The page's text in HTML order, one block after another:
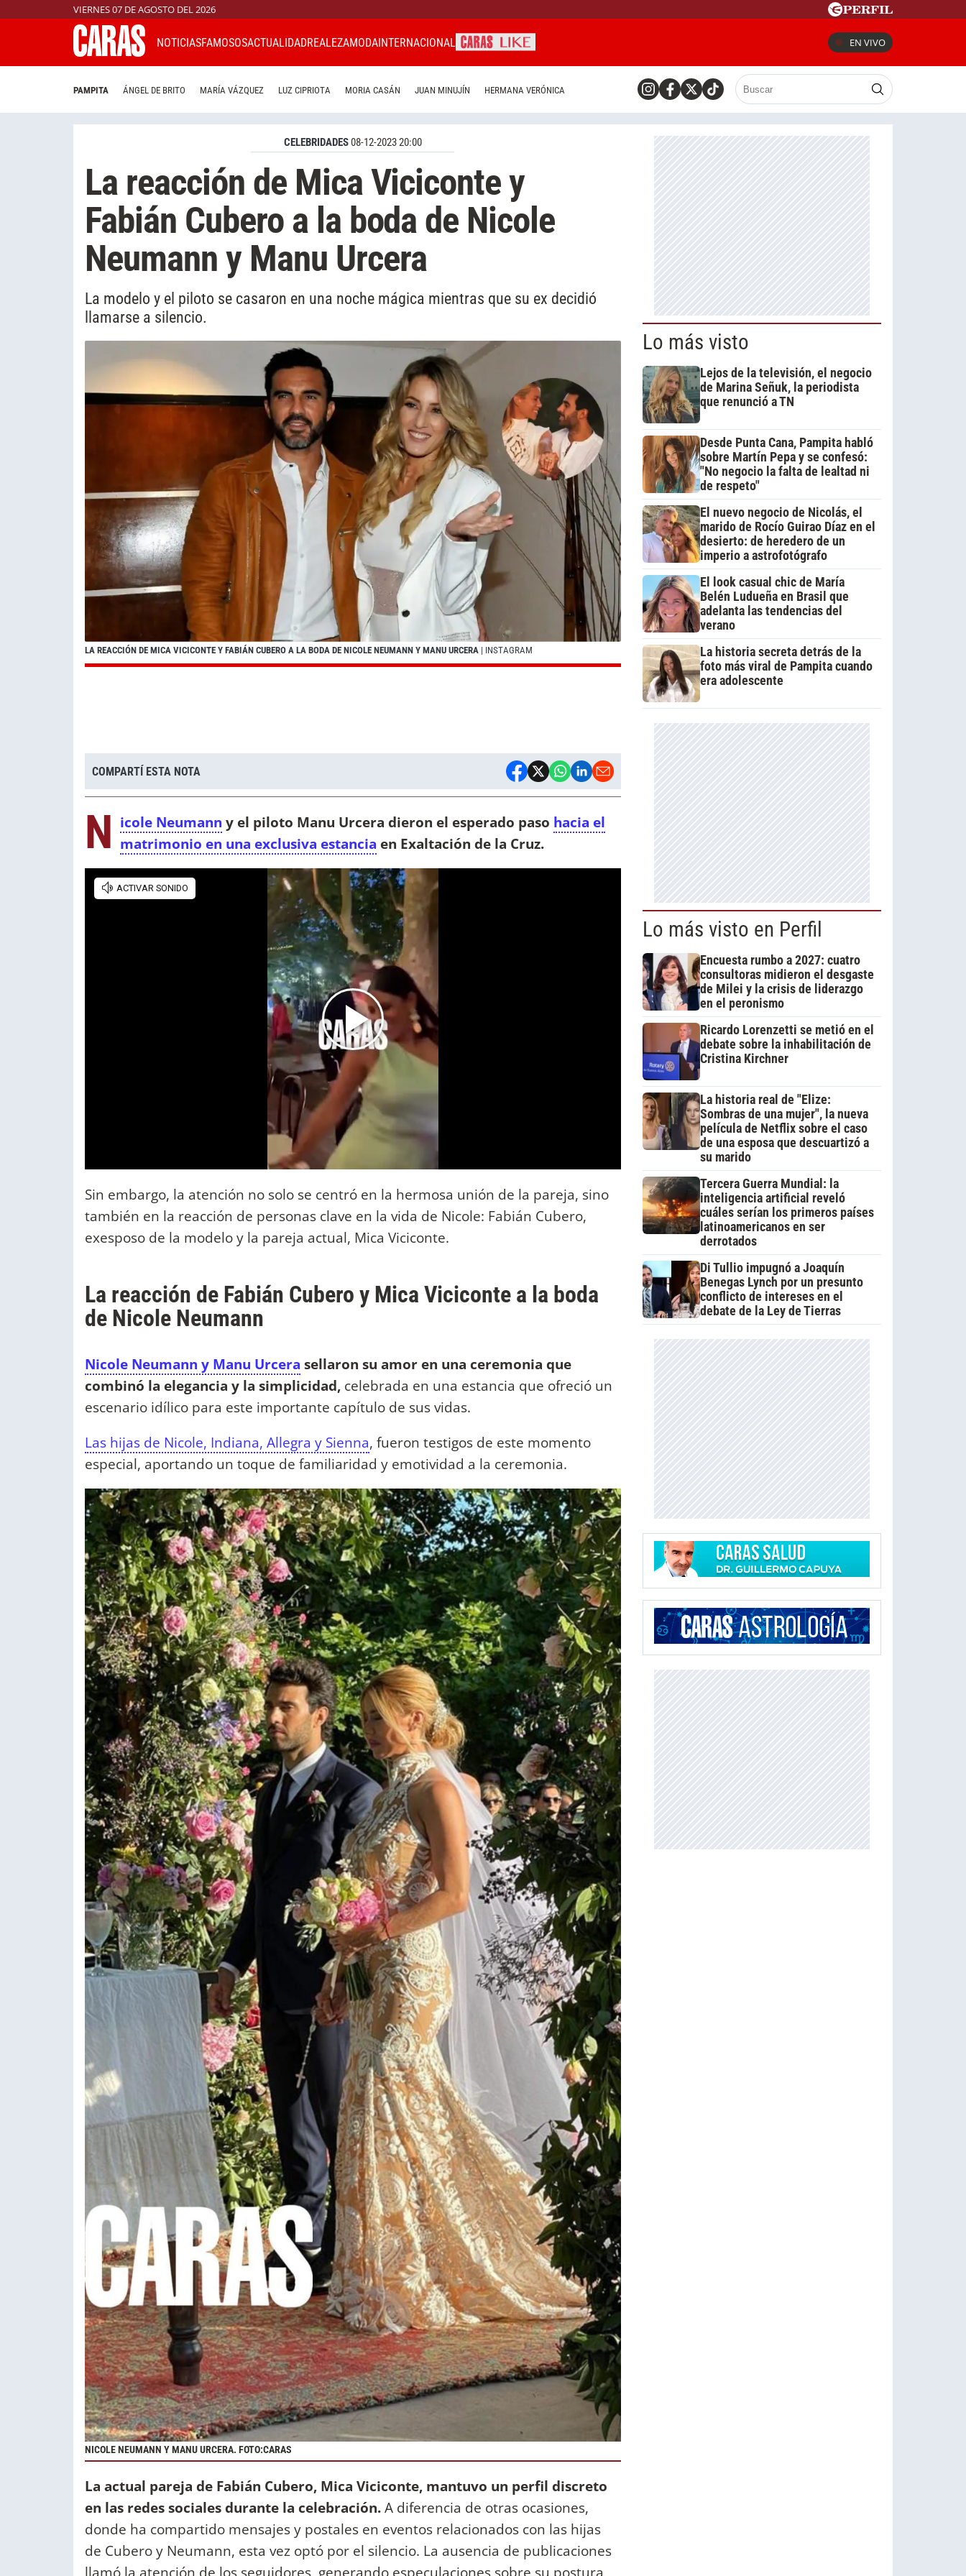
VIERNES 07 DE AGOSTO DEL 2026
NOTICIASFAMOSOSACTUALIDADREALEZAMODAINTERNACIONAL EN VIVO
PAMPITA ÁNGEL DE BRITO MARÍA VÁZQUEZ LUZ CIPRIOTA MORIA CASÁN JUAN MINUJÍN HERMANA VERÓNICA
CELEBRIDADES08-12-2023 20:00
La reacción de Mica Viciconte y
Fabián Cubero a la boda de Nicole
Neumann y Manu Urcera
La modelo y el piloto se casaron en una noche mágica mientras que su ex decidió
llamarse a silencio.
LA REACCIÓN DE MICA VICICONTE Y FABIÁN CUBERO A LA BODA DE NICOLE NEUMANN Y MANU URCERA | INSTAGRAM
COMPARTÍ ESTA NOTA
N icole Neumann y el piloto Manu Urcera dieron el esperado paso hacia el
matrimonio en una exclusiva estancia en Exaltación de la Cruz.
Sin embargo, la atención no solo se centró en la hermosa unión de la pareja, sino
también en la reacción de personas clave en la vida de Nicole: Fabián Cubero,
exesposo de la modelo y la pareja actual, Mica Viciconte.
La reacción de Fabián Cubero y Mica Viciconte a la boda
de Nicole Neumann
Nicole Neumann y Manu Urcera sellaron su amor en una ceremonia que
combinó la elegancia y la simplicidad, celebrada en una estancia que ofreció un
escenario idílico para este importante capítulo de sus vidas.
Las hijas de Nicole, Indiana, Allegra y Sienna, fueron testigos de este momento
especial, aportando un toque de familiaridad y emotividad a la ceremonia.
NICOLE NEUMANN Y MANU URCERA. FOTO:CARAS
La actual pareja de Fabián Cubero, Mica Viciconte, mantuvo un perfil discreto
en las redes sociales durante la celebración.A diferencia de otras ocasiones,
donde ha compartido mensajes y postales en eventos relacionados con las hijas
de Cubero y Neumann, esta vez optó por el silencio. La ausencia de publicaciones
llamó la atención de los seguidores, generando especulaciones sobre su postura
Lo más visto
Lejos de la televisión, el negocio
de Marina Señuk, la periodista
que renunció a TN
Desde Punta Cana, Pampita habló
sobre Martín Pepa y se confesó:
"No negocio la falta de lealtad ni
de respeto"
El nuevo negocio de Nicolás, el
marido de Rocío Guirao Díaz en el
desierto: de heredero de un
imperio a astrofotógrafo
El look casual chic de María
Belén Ludueña en Brasil que
adelanta las tendencias del
verano
La historia secreta detrás de la
foto más viral de Pampita cuando
era adolescente
Lo más visto en Perfil
Encuesta rumbo a 2027: cuatro
consultoras midieron el desgaste
de Milei y la crisis de liderazgo
en el peronismo
Ricardo Lorenzetti se metió en el
debate sobre la inhabilitación de
Cristina Kirchner
La historia real de "Elize:
Sombras de una mujer", la nueva
película de Netflix sobre el caso
de una esposa que descuartizó a
su marido
Tercera Guerra Mundial: la
inteligencia artificial reveló
cuáles serían los primeros países
latinoamericanos en ser
derrotados
Di Tullio impugnó a Joaquín
Benegas Lynch por un presunto
conflicto de intereses en el
debate de la Ley de Tierras